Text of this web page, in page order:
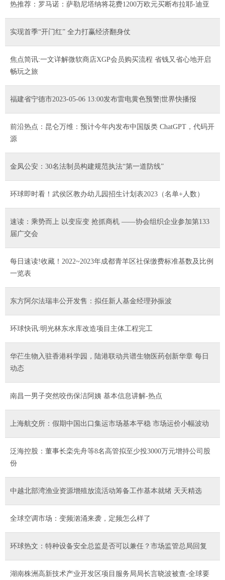
热推荐：罗马诺：萨勒尼塔纳将花费1200万欧元买断布拉耶-迪亚
实现首季“开门红” 全力打赢经济翻身仗
焦点简讯:一文详解微软商店XGP会员购买流程 省钱又省心地开启
畅玩之旅
福建省宁德市2023-05-06 13:00发布雷电黄色预警|世界快播报
前沿热点：昆仑万维：预计今年内发布中国版类 ChatGPT，代码开
源
金凤公安：30名法制员构建规范执法“第一道防线”
环球即时看！武侯区教办幼儿园招生计划表2023（名单+人数）
速读：乘势而上 以变应变 抢抓商机 ——协会组织企业参加第133
届广交会
每日速读!收藏！2022~2023年成都青羊区社保缴费标准基数及比例
一览表
东方阿尔法瑞丰公开发售：拟任新人基金经理孙振波
环球快讯:明光林东水库改造项目主体工程完工
华芢生物入驻香港科学园，陆港联动共谱生物医药创新华章 每日
动态
南昌一男子突然咬伤保洁阿姨 基本信息讲解-热点
上海航交所：假期中国出口集运市场基本平稳 市场运价小幅波动
泛海控股：董事长栾先舟等8名高管拟至少投3000万元增持公司股
份
中越北部湾渔业资源增殖放流活动筹备工作基本就绪 天天精选
全球空调市场：变频汹涌来袭，定频怎么样了
环球热文：特种设备安全总监是否可以兼任？市场监管总局回复
​湖南株洲高新技术产业开发区项目服务局局长言晓波被查-全球要